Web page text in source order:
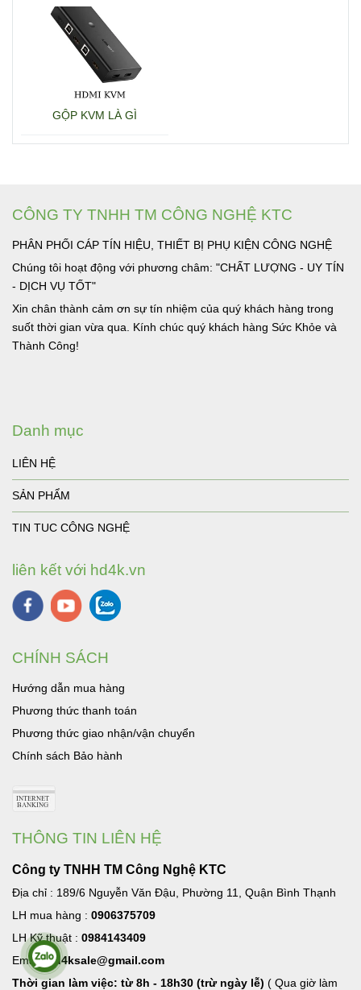
GỘP KVM LÀ GÌ
CÔNG TY TNHH TM CÔNG NGHỆ KTC
PHÂN PHỐI CÁP TÍN HIỆU, THIẾT BỊ PHỤ KIỆN CÔNG NGHỆ
Chúng tôi hoạt động với phương châm: "CHẤT LƯỢNG - UY TÍN
- DỊCH VỤ TỐT"
Xin chân thành cảm ơn sự tín nhiệm của quý khách hàng trong
suốt thời gian vừa qua. Kính chúc quý khách hàng Sức Khỏe và
Thành Công!
Danh mục
LIÊN HỆ
SẢN PHẨM
TIN TUC CÔNG NGHỆ
liên kết với hd4k.vn
CHÍNH SÁCH
Hướng dẫn mua hàng
Phương thức thanh toán
Phương thức giao nhận/vận chuyển
Chính sách Bảo hành
THÔNG TIN LIÊN HỆ
Công ty TNHH TM Công Nghệ KTC
Địa chỉ : 189/6 Nguyễn Văn Đậu, Phường 11, Quận Bình Thạnh
LH mua hàng : 0906375709
LH Kỹ thuật : 0984143409
Email:hd4ksale@gmail.com
Thời gian làm việc: từ 8h - 18h30 (trừ ngày lễ) ( Qua giờ làm